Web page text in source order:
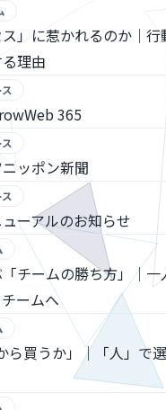
」に惹かれるのか｜
理由
365
ニッポン新聞
ーアルのお知らせ
チームの勝ち方」｜一
ームへ
ら買うか」｜「人」で